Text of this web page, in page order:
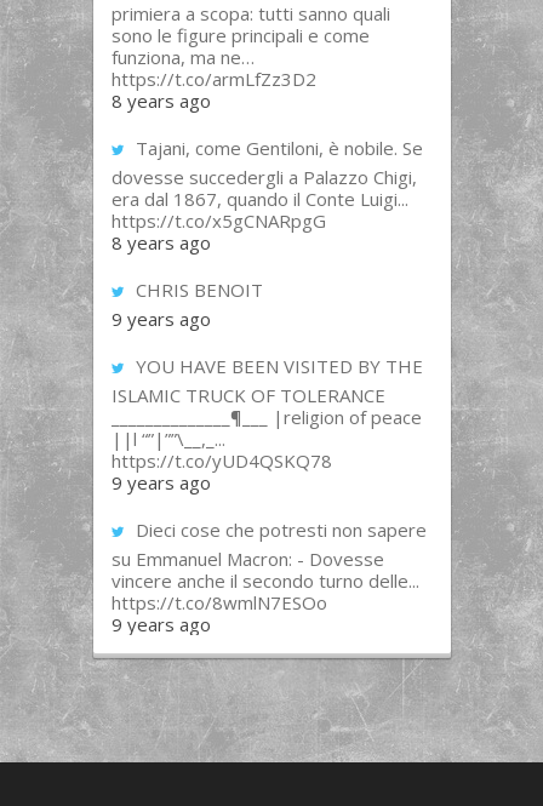
primiera a scopa: tutti sanno quali
sono le figure principali e come
funziona, ma ne…
https://t.co/armLfZz3D2
8 years ago
Tajani, come Gentiloni, è nobile. Se
dovesse succedergli a Palazzo Chigi,
era dal 1867, quando il Conte Luigi...
https://t.co/x5gCNARpgG
8 years ago
CHRIS BENOIT
9 years ago
YOU HAVE BEEN VISITED BY THE
ISLAMIC TRUCK OF TOLERANCE
______________¶___ |religion of peace
||l “”|””\__,_...
https://t.co/yUD4QSKQ78
9 years ago
Dieci cose che potresti non sapere
su Emmanuel Macron: - Dovesse
vincere anche il secondo turno delle...
https://t.co/8wmlN7ESOo
9 years ago